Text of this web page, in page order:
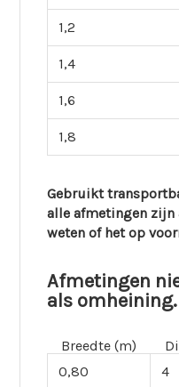
1,2
1,4
1,6
1,8
Gebruikt
alle afmetingen
weten of het op
Afmetingen
als omheining.
Breedte (m)
0,80
4